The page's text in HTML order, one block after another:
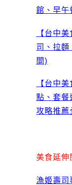
館、早午
【台中
司、拉麵
間)
【台中
點、套餐
攻略推薦
美食延伸
漁姬壽司